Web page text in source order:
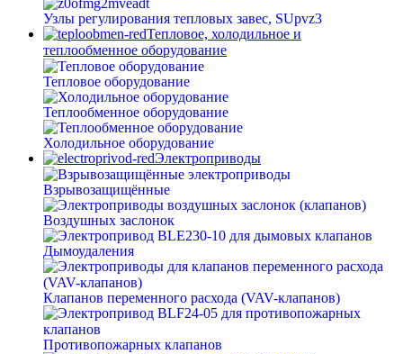
Узлы регулирования тепловых завес, SUpvz3
Тепловое, холодильное и
теплообменное оборудование
Тепловое оборудование
Теплообменное оборудование
Холодильное оборудование
Электроприводы
Взрывозащищённые
Воздушных заслонок
Дымоудаления
Клапанов переменного расхода (VAV-клапанов)
Противопожарных клапанов